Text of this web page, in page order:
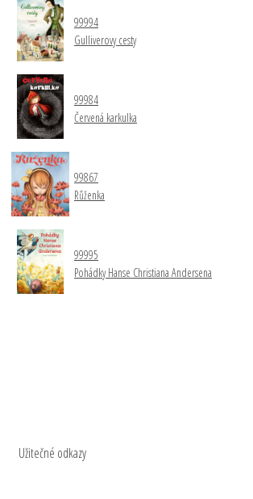
99994
Gulliverovy cesty
99984
Červená karkulka
99867
Růženka
99995
Pohádky Hanse Christiana Andersena
Užitečné odkazy